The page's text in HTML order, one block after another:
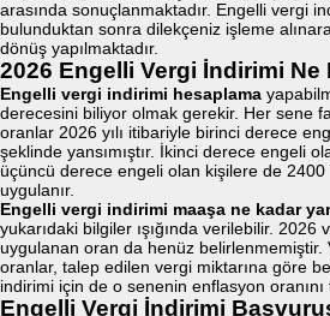
arasında sonuçlanmaktadır. Engelli vergi
bulunduktan sonra dilekçeniz işleme
dönüş yapılmaktadır.
2026 Engelli Vergi İndirimi Ne
Engelli vergi indirimi hesaplama
derecesini biliyor olmak gerekir. Her sene
oranlar 2026 yılı itibariyle birinci derece
şeklinde yansımıştır. İkinci derece engeli
üçüncü derece engeli olan kişilere de
uygulanır.
Engelli vergi indirimi maaşa ne kadar
yukarıdaki bilgiler ışığında verilebilir.
uygulanan oran da henüz belirlenmemiştir.
oranlar, talep edilen vergi miktarına göre
indirimi için de o senenin enflasyon
Engelli Vergi İndirimi